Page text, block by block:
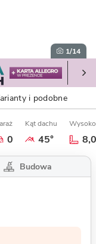
1/14
i podobne
0
Kąt dachu
45°
Budowa